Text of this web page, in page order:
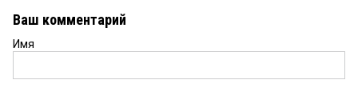
Ваш комментарий
Имя